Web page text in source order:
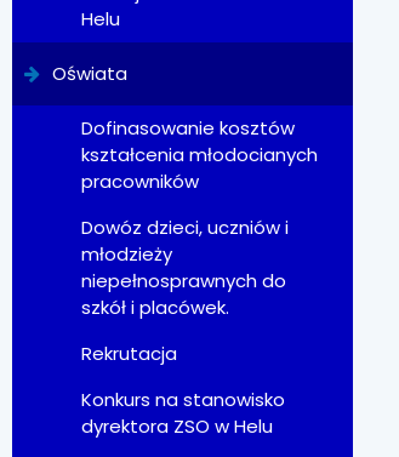
Helu
Oświata
Dofinasowanie kosztów
kształcenia młodocianych
pracowników
Dowóz dzieci, uczniów i
młodzieży
niepełnosprawnych do
szkół i placówek.
Rekrutacja
Konkurs na stanowisko
dyrektora ZSO w Helu